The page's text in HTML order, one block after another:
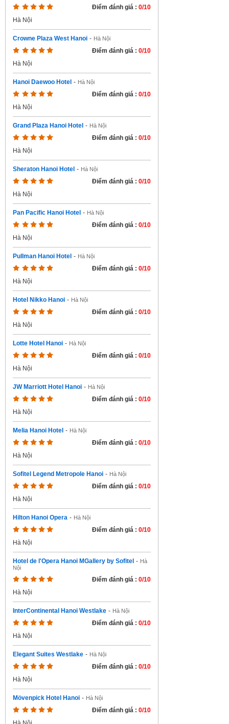
Điểm đánh giá : 0/10
Hà Nội
Crowne Plaza West Hanoi - Hà Nội
Điểm đánh giá : 0/10
Hà Nội
Hanoi Daewoo Hotel - Hà Nội
Điểm đánh giá : 0/10
Hà Nội
Grand Plaza Hanoi Hotel - Hà Nội
Điểm đánh giá : 0/10
Hà Nội
Sheraton Hanoi Hotel - Hà Nội
Điểm đánh giá : 0/10
Hà Nội
Pan Pacific Hanoi Hotel - Hà Nội
Điểm đánh giá : 0/10
Hà Nội
Pullman Hanoi Hotel - Hà Nội
Điểm đánh giá : 0/10
Hà Nội
Hotel Nikko Hanoi - Hà Nội
Điểm đánh giá : 0/10
Hà Nội
Lotte Hotel Hanoi - Hà Nội
Điểm đánh giá : 0/10
Hà Nội
JW Marriott Hotel Hanoi - Hà Nội
Điểm đánh giá : 0/10
Hà Nội
Melia Hanoi Hotel - Hà Nội
Điểm đánh giá : 0/10
Hà Nội
Sofitel Legend Metropole Hanoi - Hà Nội
Điểm đánh giá : 0/10
Hà Nội
Hilton Hanoi Opera - Hà Nội
Điểm đánh giá : 0/10
Hà Nội
Hotel de l'Opera Hanoi MGallery by Sofitel - Hà
Nội
Điểm đánh giá : 0/10
Hà Nội
InterContinental Hanoi Westlake - Hà Nội
Điểm đánh giá : 0/10
Hà Nội
Elegant Suites Westlake - Hà Nội
Điểm đánh giá : 0/10
Hà Nội
Mövenpick Hotel Hanoi - Hà Nội
Điểm đánh giá : 0/10